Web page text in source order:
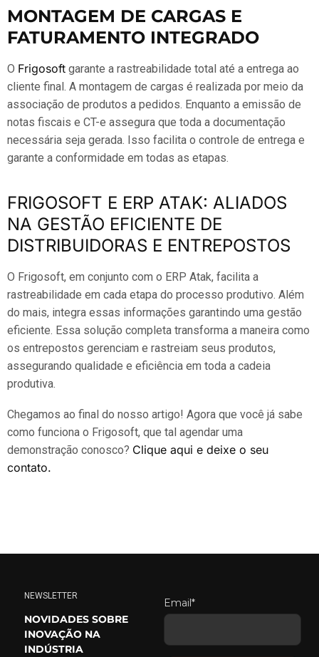
MONTAGEM DE CARGAS E
FATURAMENTO INTEGRADO
O Frigosoft garante a rastreabilidade total até a entrega ao
cliente final. A montagem de cargas é realizada por meio da
associação de produtos a pedidos. Enquanto a emissão de
notas fiscais e CT-e assegura que toda a documentação
necessária seja gerada. Isso facilita o controle de entrega e
garante a conformidade em todas as etapas.
FRIGOSOFT E ERP ATAK: ALIADOS
NA GESTÃO EFICIENTE DE
DISTRIBUIDORAS E ENTREPOSTOS
O Frigosoft, em conjunto com o ERP Atak, facilita a
rastreabilidade em cada etapa do processo produtivo. Além
do mais, integra essas informações garantindo uma gestão
eficiente. Essa solução completa transforma a maneira como
os entrepostos gerenciam e rastreiam seus produtos,
assegurando qualidade e eficiência em toda a cadeia
produtiva.
Chegamos ao final do nosso artigo! Agora que você já sabe
como funciona o Frigosoft, que tal agendar uma
demonstração conosco? Clique aqui e deixe o seu
contato.
NEWSLETTER
NOVIDADES SOBRE
INOVAÇÃO NA
INDÚSTRIA
Email*